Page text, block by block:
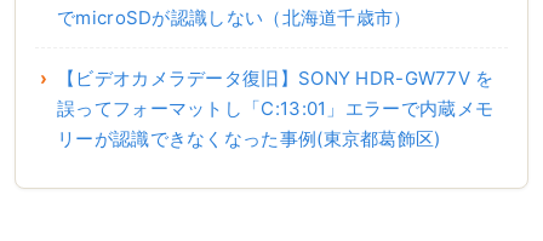
でmicroSDが認識しない（北海道千歳市）
【ビデオカメラデータ復旧】SONY HDR-GW77V を
誤ってフォーマットし「C:13:01」エラーで内蔵メモ
リーが認識できなくなった事例(東京都葛飾区)